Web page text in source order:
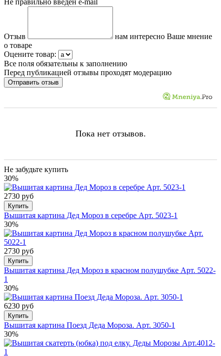
Отзыв
нам интересно Ваше мнение
о товаре
Оцените товар:
Все поля обязательны к заполнению
Перед публикацией отзывы проходят модерацию
Пока нет отзывов.
Не забудьте купить
30%
2730 руб
Купить
Вышитая картина Дед Мороз в серебре Арт. 5023-1
30%
2730 руб
Купить
Вышитая картина Дед Мороз в красном полушубке Арт. 5022-
1
30%
6230 руб
Купить
Вышитая картина Поезд Деда Мороза. Арт. 3050-1
30%